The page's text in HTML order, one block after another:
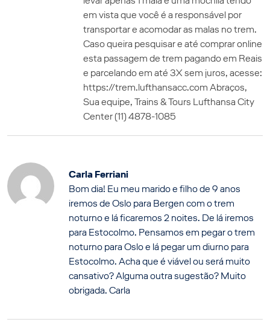
em vista que você é a responsável por
transportar e acomodar as malas no trem.
Caso queira pesquisar e até comprar online
esta passagem de trem pagando em Reais
e parcelando em até 3X sem juros, acesse:
https://trem.lufthansacc.com Abraços,
Sua equipe, Trains & Tours Lufthansa City
Center (11) 4878-1085
Carla Ferriani
Bom dia! Eu meu marido e filho de 9 anos
iremos de Oslo para Bergen com o trem
noturno e lá ficaremos 2 noites. De lá iremos
para Estocolmo. Pensamos em pegar o trem
noturno para Oslo e lá pegar um diurno para
Estocolmo. Acha que é viável ou será muito
cansativo? Alguma outra sugestão? Muito
obrigada. Carla